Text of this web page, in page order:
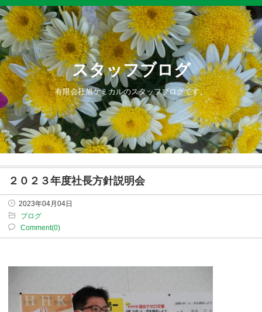
スタッフブログ
有限会社旭ケミカルのスタッフブログです。
２０２３年度社長方針説明会
2023年04月04日
ブログ
Comment(0)